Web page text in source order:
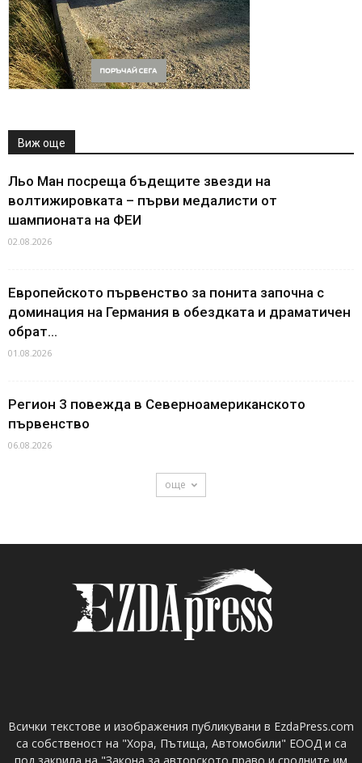
Виж още
Льо Ман посреща бъдещите звезди на
волтижировката – първи медалисти от
шампионата на ФЕИ
02.08.2026
Европейското първенство за понита започна с
доминация на Германия в обездката и драматичен
обрат...
01.08.2026
Регион 3 повежда в Северноамериканското
първенство
06.08.2026
още
Всички текстове и изображения публикувани в EzdaPress.com
са собственост на "Хора, Пътища, Автомобили" ЕООД и са